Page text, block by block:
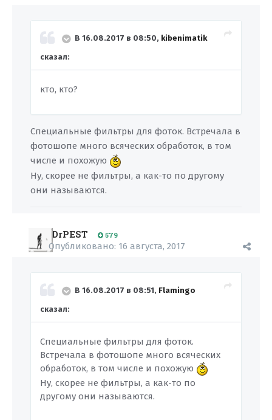
В 16.08.2017 в 08:50, kibenimatik
сказал:
кто, кто?
Специальные фильтры для фоток. Встречала в
фотошопе много всяческих обработок, в том
числе и похожую
Ну, скорее не фильтры, а как-то по другому
они называются.
DrPEST 579
Опубликовано: 16 августа, 2017
В 16.08.2017 в 08:51, Flamingo
сказал:
Специальные фильтры для фоток.
Встречала в фотошопе много всяческих
обработок, в том числе и похожую
Ну, скорее не фильтры, а как-то по
другому они называются.